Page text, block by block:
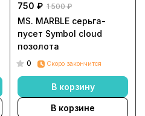
750 ₽ 1 500 ₽
MS. MARBLE серьга-
пусет Symbol cloud
позолота
0 Скоро закончится
В корзину
В корзине